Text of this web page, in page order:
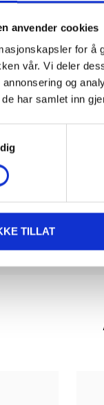
anvender cookies
for å
vår. Vi deler
og
har samlet inn
TILLAT